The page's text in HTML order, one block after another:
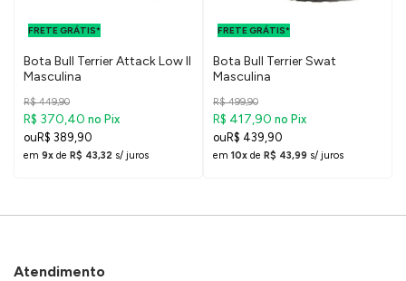
FRETE GRÁTIS*
FRETE GRÁTIS
Bota Bull Terrier Attack Low II
Masculina
R$ 449,90
R$ 370,40 no Pix
R$ 389,90
em 9x de R$ 43,32 s/ juros
FRETE GRÁTIS*
FRETE GRÁTIS
Bota Bull Terrier Swat
Masculina
R$ 499,90
R$ 417,90 no Pix
R$ 439,90
em 10x de R$ 43,99 s/ juros
Atendimento